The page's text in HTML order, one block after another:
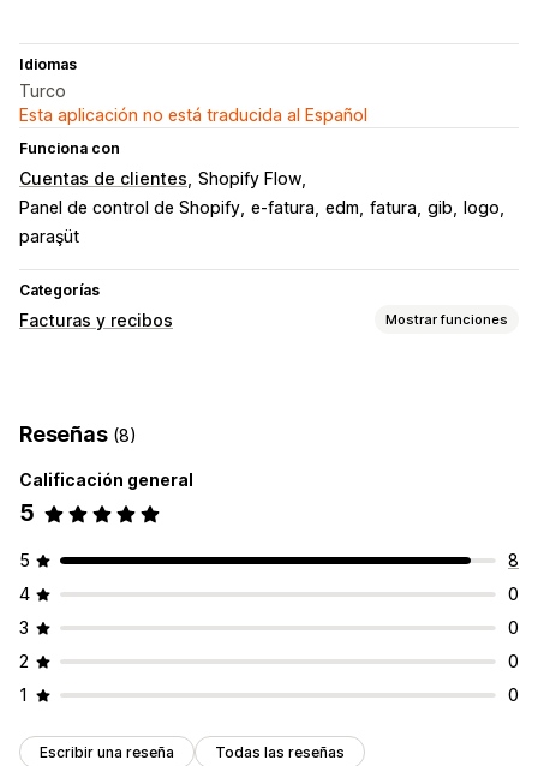
Idiomas
Turco
Esta aplicación no está traducida al Español
Funciona con
Cuentas de clientes Shopify Flow
Panel de control de Shopify e-fatura edm fatura gib
logo
paraşüt
Categorías
Facturas y recibos Mostrar funciones
Promoción de marca
Múltiples monedas
Gestión de archivos
Descarga masiva Automatización de correos electrónicos
Generación de PDF Informes
Reseñas (8)
Calificación general
5
5
8
4
0
3
0
2
0
1
0
Escribir una reseña Todas las reseñas